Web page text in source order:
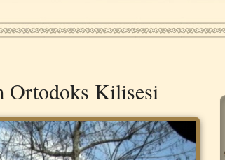
Ortodoks Kilisesi